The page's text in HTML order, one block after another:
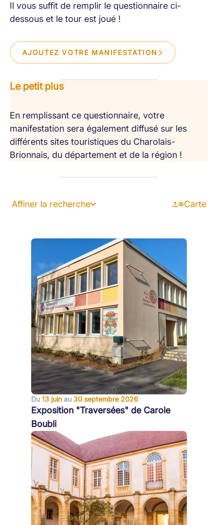
Il vous suffit de remplir le questionnaire ci-
dessous et le tour est joué !
AJOUTEZ VOTRE MANIFESTATION
Le petit plus
En remplissant ce questionnaire, votre
manifestation sera également diffusé sur les
différents sites touristiques du Charolais-
Brionnais, du département et de la région !
Affiner la recherche Carte
Du 13 juin au 30 septembre 2026
Exposition "Traversées" de Carole
Boubli